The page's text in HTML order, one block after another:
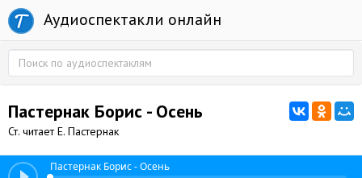
Аудиоспектакли онлайн
Пастернак Борис - Осень
Ст. читает Е. Пастернак
Пастернак Борис - Осень